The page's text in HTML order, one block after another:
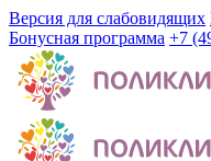
Версия для слабовидящих
Бонусная программа +7